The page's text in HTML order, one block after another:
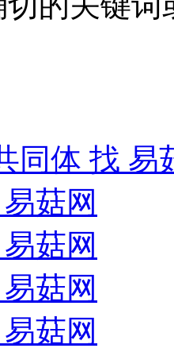
同体 找 易
菇网
菇网
菇网
菇网